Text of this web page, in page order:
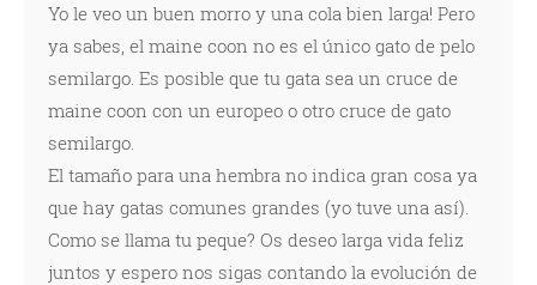
Yo le veo un buen morro y una cola bien larga! Pero
ya sabes, el maine coon no es el único gato de pelo
semilargo. Es posible que tu gata sea un cruce de
maine coon con un europeo o otro cruce de gato
semilargo.
El tamaño para una hembra no indica gran cosa ya
que hay gatas comunes grandes (yo tuve una así).
Como se llama tu peque? Os deseo larga vida feliz
juntos y espero nos sigas contando la evolución de